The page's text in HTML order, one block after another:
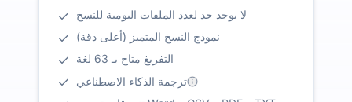
لا يوجد حد لعدد الملفات اليومية للنسخ
نموذج النسخ المتميز (أعلى دقة)
التفريغ متاح بـ 63 لغة
ترجمة الذكاء الاصطناعي